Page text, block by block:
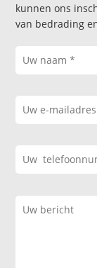
kunnen ons
van bedrading